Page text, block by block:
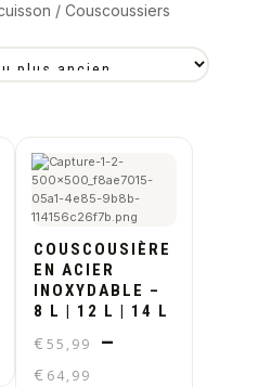
/ Couscoussiers
COUSCOUSIÈRE
EN ACIER
INOXYDABLE –
8 L | 12 L | 14 L
€55,99 –
€ 64,99